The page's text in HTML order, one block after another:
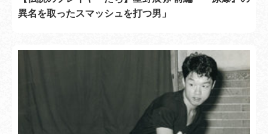
異名を取ったスマッシュを打つ男」